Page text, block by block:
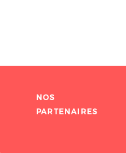
NOS
PARTENAIRES